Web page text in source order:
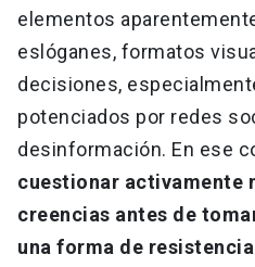
elementos
eslóganes, formatos
decisiones,
potenciados por redes
desinformación. En ese
cuestionar activamente
creencias antes de
una forma de